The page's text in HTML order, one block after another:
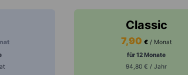
Classic
7,90 € / Monat
für 12 Monate
94,80 € / Jahr